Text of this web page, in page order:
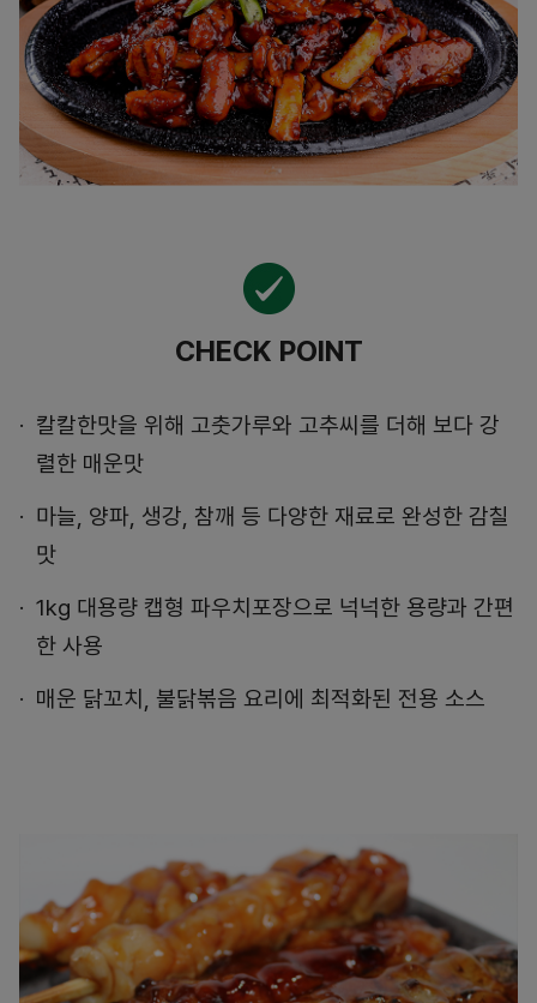
CHECK POINT
칼칼한맛을 위해 고춧가루와 고추씨를 더해 보다 강
렬한 매운맛
마늘, 양파, 생강, 참깨 등 다양한 재료로 완성한 감칠
맛
1kg 대용량 캡형 파우치포장으로 넉넉한 용량과 간편
한 사용
매운 닭꼬치, 불닭볶음 요리에 최적화된 전용 소스